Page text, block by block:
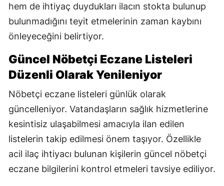
hem de ihtiyaç duydukları ilacın stokta bulunup
bulunmadığını teyit etmelerinin zaman kaybını
önleyeceğini belirtiyor.
Güncel Nöbetçi Eczane Listeleri
Düzenli Olarak Yenileniyor
Nöbetçi eczane listeleri günlük olarak
güncelleniyor. Vatandaşların sağlık hizmetlerine
kesintisiz ulaşabilmesi amacıyla ilan edilen
listelerin takip edilmesi önem taşıyor. Özellikle
acil ilaç ihtiyacı bulunan kişilerin güncel nöbetçi
eczane bilgilerini kontrol etmeleri tavsiye ediliyor.